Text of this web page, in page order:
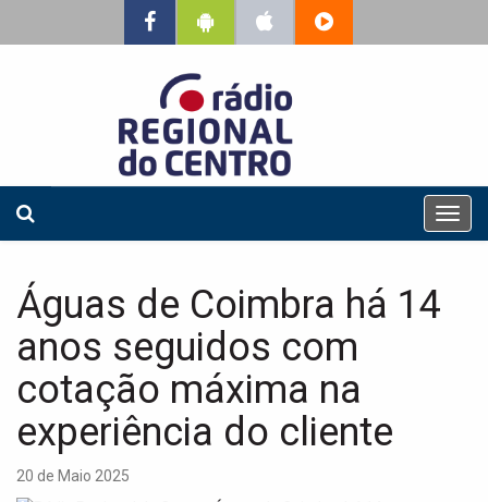
T
o
Águas de Coimbra há 14
anos seguidos com
cotação máxima na
experiência do cliente
20 de Maio 2025